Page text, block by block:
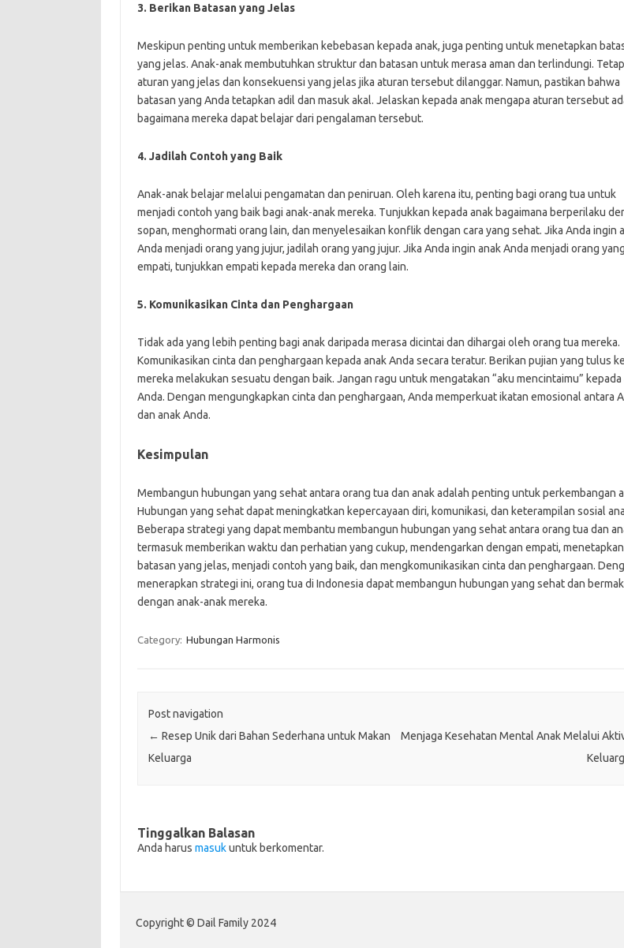
3. Berikan Batasan yang Jelas
Meskipun penting untuk memberikan kebebasan kepada anak, juga penting untuk menetapkan
yang jelas. Anak-anak membutuhkan struktur dan batasan untuk merasa aman dan terlindungi.
aturan yang jelas dan konsekuensi yang jelas jika aturan tersebut dilanggar. Namun, pastikan bahwa
batasan yang Anda tetapkan adil dan masuk akal. Jelaskan kepada anak mengapa aturan tersebut
bagaimana mereka dapat belajar dari pengalaman tersebut.
4. Jadilah Contoh yang Baik
Anak-anak belajar melalui pengamatan dan peniruan. Oleh karena itu, penting bagi orang tua untuk
menjadi contoh yang baik bagi anak-anak mereka. Tunjukkan kepada anak bagaimana berperilaku
sopan, menghormati orang lain, dan menyelesaikan konflik dengan cara yang sehat. Jika Anda ingin
Anda menjadi orang yang jujur, jadilah orang yang jujur. Jika Anda ingin anak Anda menjadi orang yang
empati, tunjukkan empati kepada mereka dan orang lain.
5. Komunikasikan Cinta dan Penghargaan
Tidak ada yang lebih penting bagi anak daripada merasa dicintai dan dihargai oleh orang tua mereka.
Komunikasikan cinta dan penghargaan kepada anak Anda secara teratur. Berikan pujian yang tulus
mereka melakukan sesuatu dengan baik. Jangan ragu untuk mengatakan “aku mencintaimu” kepada
Anda. Dengan mengungkapkan cinta dan penghargaan, Anda memperkuat ikatan emosional antara
dan anak Anda.
Kesimpulan
Membangun hubungan yang sehat antara orang tua dan anak adalah penting untuk perkembangan
Hubungan yang sehat dapat meningkatkan kepercayaan diri, komunikasi, dan keterampilan sosial
Beberapa strategi yang dapat membantu membangun hubungan yang sehat antara orang tua dan
termasuk memberikan waktu dan perhatian yang cukup, mendengarkan dengan empati, menetapkan
batasan yang jelas, menjadi contoh yang baik, dan mengkomunikasikan cinta dan penghargaan.
menerapkan strategi ini, orang tua di Indonesia dapat membangun hubungan yang sehat dan
dengan anak-anak mereka.
Category: Hubungan Harmonis
Post navigation
← Resep Unik dari Bahan Sederhana untuk Makan
Keluarga
Menjaga Kesehatan Mental Anak Melalui
Tinggalkan Balasan
Anda harus masukuntuk berkomentar.
Copyright © Dail Family 2024